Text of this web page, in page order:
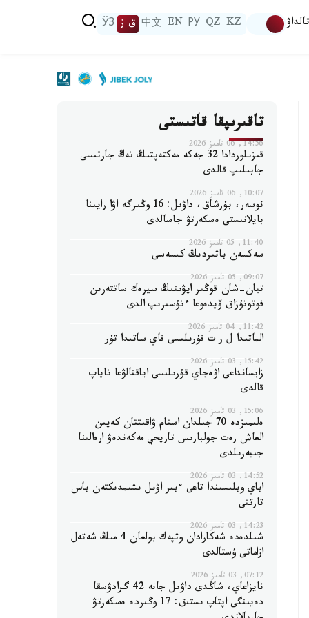
تالداۋ KZ
QZ
РУ
EN
中文 ق ز ЎЗ
تاقىرىپقا قاتىستى
14:56, 06 تامىز 2026
قىزىلوردادا 32 جەكە مەكتەپتىڭ تەڭ جارتىسى
جابىلىپ قالدى
10:07, 06 تامىز 2026
نوسەر، بۇرشاق، داۋىل: 16 وڭىرگە اۋا رايىنا
بايلانىستى ەسكەرتۋ جاسالدى
11:40, 05 تامىز 2026
سەكسەن باتىردىڭ كىسەسى
09:07, 05 تامىز 2026
تيان-شان قوڭىر ايۋىنىڭ سيرەك ساتتەرىن
فوتوتۇزاق ۆيدەوعا ءتۇسىرىپ الدى
11:42, 04 تامىز 2026
الماتىدا ل ر ت قۇرىلىسى قاي ساتىدا تۇر
15:42, 03 تامىز 2026
زايسانداعى اۋەجاي قۇرىلىسى اياقتالۋعا تاياپ
قالدى
15:06, 03 تامىز 2026
ەلىمىزدە 70 جىلدان استام ۋاقىتتان كەيىن
العاش رەت جولبارىس تاريحي مەكەندەۋ ارەالىنا
جىبەرىلدى
14:52, 03 تامىز 2026
اباي وبلىسىندا تاعى ءبىر اۋىل ىشىمدىكتەن باس
تارتتى
14:23, 03 تامىز 2026
شىلدەدە شەكارادان وتپەك بولعان 4 مىڭ شەتەل
ازاماتى ۇستالدى
07:12, 03 تامىز 2026
نايزاعاي، شاڭدى داۋىل جانە 42 گرادۋسقا
دەيىنگى اپتاپ ىستىق: 17 وڭىردە ەسكەرتۋ